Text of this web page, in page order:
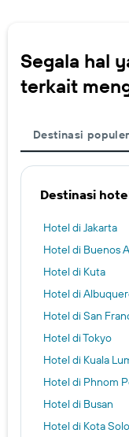
Segala hal
terkait
Destinasi populer
Destinasi
Hotel di Jakarta
Hotel di Buenos
Hotel di Kuta
Hotel di
Hotel di San
Hotel di Tokyo
Hotel di Kuala
Hotel di Phnom
Hotel di Busan
Hotel di Kota Solo